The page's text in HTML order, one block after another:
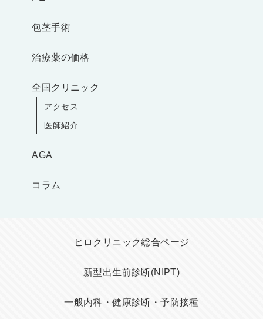
包茎手術
治療薬の価格
全国クリニック
アクセス
医師紹介
AGA
コラム
ヒロクリニック総合ページ
新型出生前診断(NIPT)
一般内科・健康診断・予防接種